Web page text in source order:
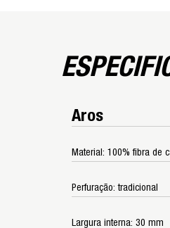
Aros
Material: 100% fibra de
Perfuração: tradicional
Largura interna: 30 mm